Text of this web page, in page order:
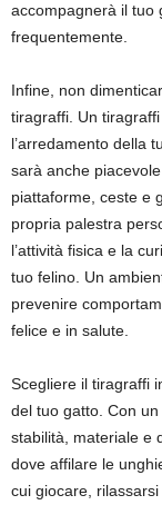
accompagnerà il tuo
frequentemente.
Infine, non
tiragraffi. Un
l’arredamento della
sarà anche
piattaforme, ceste e
propria palestra
l’attività fisica e la
tuo felino. Un
prevenire
felice e in salute.
Scegliere il tiragraffi
del tuo gatto. Con un
stabilità, materiale e
dove affilare le
cui giocare,